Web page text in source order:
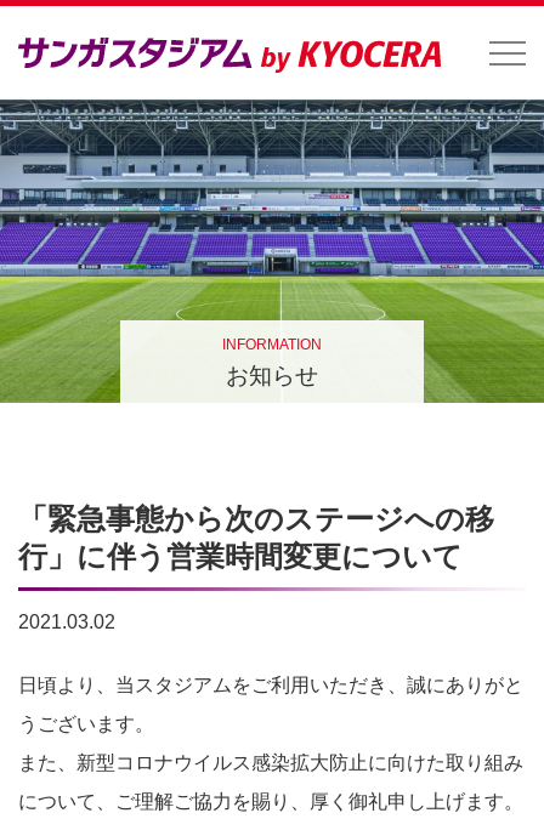
INFORMATION
お知らせ
「緊急事態から次のステージへの移
行」に伴う営業時間変更について
2021.03.02
日頃より、当スタジアムをご利用いただき、誠にありがと
うございます。
また、新型コロナウイルス感染拡大防止に向けた取り組み
について、ご理解ご協力を賜り、厚く御礼申し上げます。